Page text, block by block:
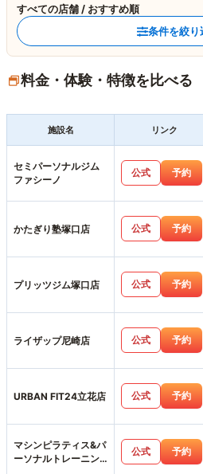
すべての店舗 / おすすめ順
条件を絞り
料金・体験・特徴を比べる
施設名 リンク
セミパーソナルジム
ファシーノ
公式 予約
かたぎり塾塚口店 公式 予約
プリッツジム塚口店 公式 予約
ライザップ尼崎店 公式 予約
URBAN FIT24立花店 公式 予約
マシンピラティス&パ
ーソナルトレーニン
公式 予約